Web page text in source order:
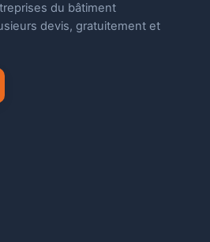
du bâtiment
devis, gratuitement et